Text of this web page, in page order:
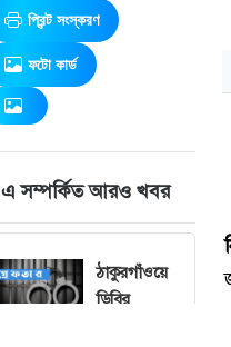
প্রিন্ট সংস্করণ
ফটো কার্ড
এ সম্পর্কিত আরও খবর
ঠাকুরগাঁওয়ে
ডিবির